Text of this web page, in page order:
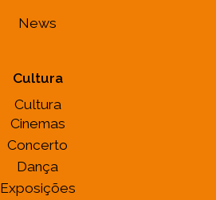
News
Cultura
Cultura
Cinemas
Concerto
Dança
Exposições